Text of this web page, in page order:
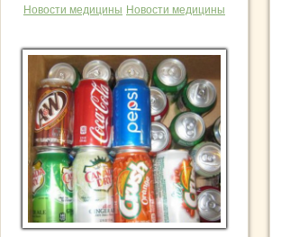
Новости медицины Новости медицины